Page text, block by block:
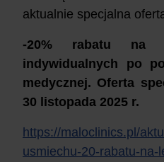
aktualnie specjalna
-20% rabatu na
indywidualnych po
medycznej. Oferta
30 listopada 2025 r.
https://maloclinics.pl/
usmiechu-20-rabatu-na-